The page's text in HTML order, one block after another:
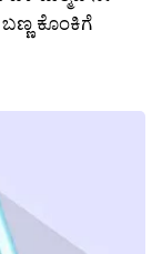
ಕೊಂಕಿಗೆ